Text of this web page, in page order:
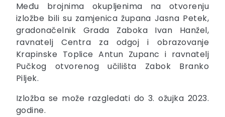
Među brojnima okupljenima na otvorenju
izložbe bili su zamjenica župana Jasna Petek,
gradonačelnik Grada Zaboka Ivan Hanžel,
ravnatelj Centra za odgoj i obrazovanje
Krapinske Toplice Antun Zupanc i ravnatelj
Pučkog otvorenog učilišta Zabok Branko
Piljek.
Izložba se može razgledati do 3. ožujka 2023.
godine.